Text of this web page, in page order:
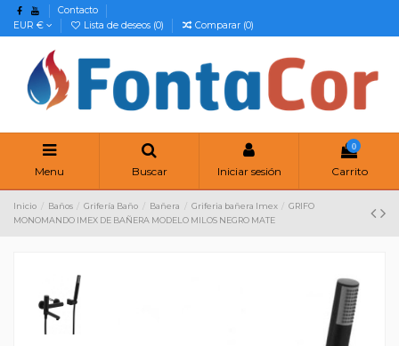
Contacto
EUR €
Lista de deseos (0) Comparar (0)
Menu Buscar Iniciar sesión
0
Carrito
Inicio Baños Grifería Baño Bañera Griferia bañera Imex
GRIFO
MONOMANDO IMEX DE BAÑERA MODELO MILOS NEGRO MATE